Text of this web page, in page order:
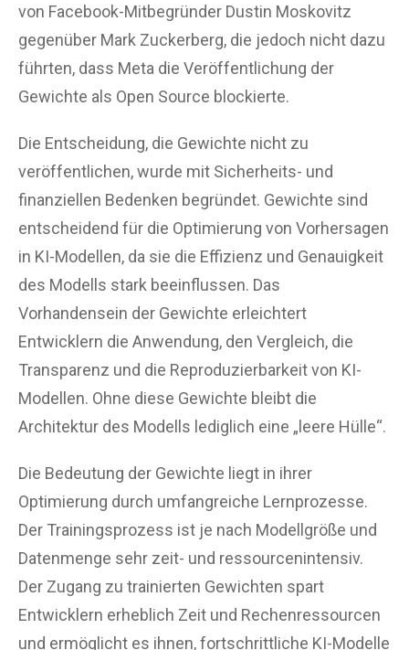
von Facebook-Mitbegründer Dustin Moskovitz
gegenüber Mark Zuckerberg, die jedoch nicht dazu
führten, dass Meta die Veröffentlichung der
Gewichte als Open Source blockierte.
Die Entscheidung, die Gewichte nicht zu
veröffentlichen, wurde mit Sicherheits- und
finanziellen Bedenken begründet. Gewichte sind
entscheidend für die Optimierung von Vorhersagen
in KI-Modellen, da sie die Effizienz und Genauigkeit
des Modells stark beeinflussen. Das
Vorhandensein der Gewichte erleichtert
Entwicklern die Anwendung, den Vergleich, die
Transparenz und die Reproduzierbarkeit von KI-
Modellen. Ohne diese Gewichte bleibt die
Architektur des Modells lediglich eine „leere Hülle“.
Die Bedeutung der Gewichte liegt in ihrer
Optimierung durch umfangreiche Lernprozesse.
Der Trainingsprozess ist je nach Modellgröße und
Datenmenge sehr zeit- und ressourcenintensiv.
Der Zugang zu trainierten Gewichten spart
Entwicklern erheblich Zeit und Rechenressourcen
und ermöglicht es ihnen, fortschrittliche KI-Modelle